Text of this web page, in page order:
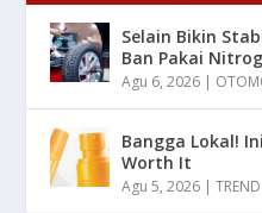
Selain Bikin
Ban Pakai
Agu 6, 2026 |
Bangga Lokal!
Worth It
Agu 5, 2026 |TREND